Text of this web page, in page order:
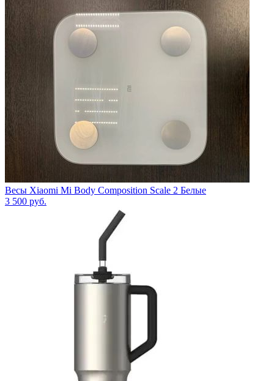
Весы Xiaomi Mi Body Composition Scale 2 Белые
3 500 руб.